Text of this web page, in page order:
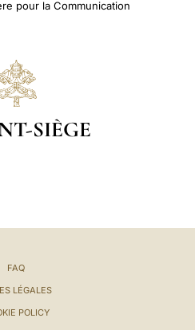
pour la Communication
SIÈGE
FAQ
LÉGALES
POLICY